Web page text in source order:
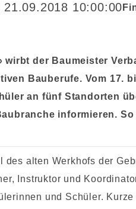
21.09.2018 10:00:00
wirbt der Baumeister
Bauberufe. Vom 17.
an fünf Standorten
informieren.
des alten Werkhofs der
Instruktor und
und Schüler.